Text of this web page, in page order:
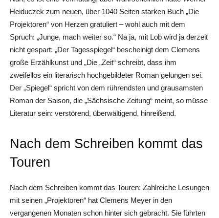
Heiduczek zum neuen, über 1040 Seiten starken Buch „Die
Projektoren“ von Herzen gratuliert – wohl auch mit dem
Spruch: „Junge, mach weiter so.“ Na ja, mit Lob wird ja derzeit
nicht gespart: „Der Tagesspiegel“ bescheinigt dem Clemens
große Erzählkunst und „Die „Zeit“ schreibt, dass ihm
zweifellos ein literarisch hochgebildeter Roman gelungen sei.
Der „Spiegel“ spricht von dem rührendsten und grausamsten
Roman der Saison, die „Sächsische Zeitung“ meint, so müsse
Literatur sein: verstörend, überwältigend, hinreißend.
Nach dem Schreiben kommt das
Touren
Nach dem Schreiben kommt das Touren: Zahlreiche Lesungen
mit seinen „Projektoren“ hat Clemens Meyer in den
vergangenen Monaten schon hinter sich gebracht. Sie führten